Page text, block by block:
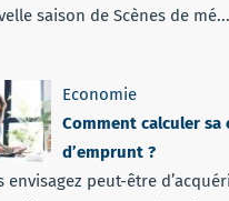
saison de Scènes de mé...
Economie
Comment calculer sa
d’emprunt ?
envisagez peut-être